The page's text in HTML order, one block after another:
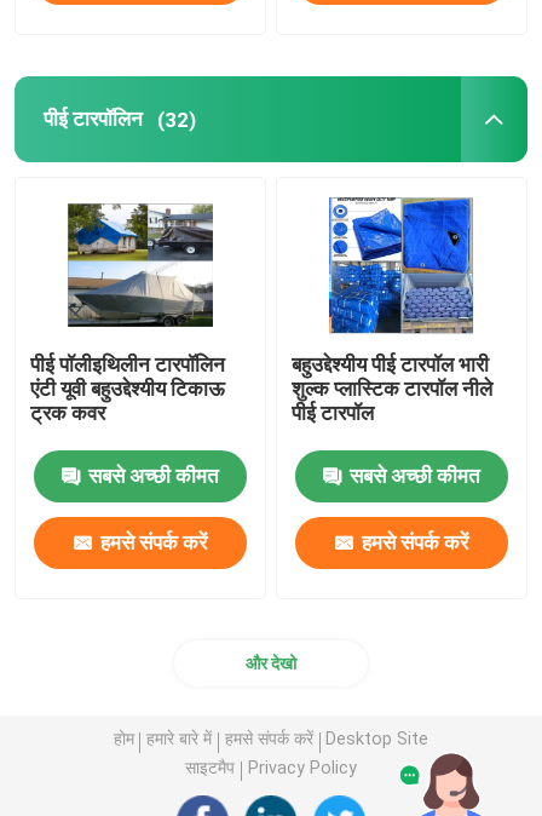
पीई टारपॉलिन (32)
पीई पॉलीइथिलीन टारपॉलिन
एंटी यूवी बहुउद्देश्यीय टिकाऊ
ट्रक कवर
सबसे अच्छी कीमत
हमसे संपर्क करें
बहुउद्देश्यीय पीई टारपॉल भारी
शुल्क प्लास्टिक टारपॉल नीले
पीई टारपॉल
सबसे अच्छी कीमत
हमसे संपर्क करें
और देखो
होम हमारे बारे में हमसे संपर्क करें
Desktop Site
साइटमैप
Privacy Policy